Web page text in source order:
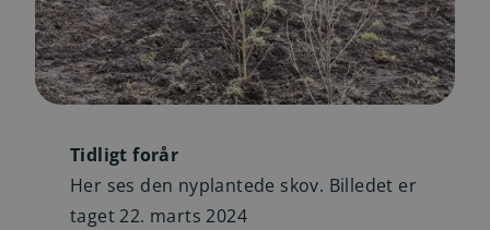
Tidligt forår
Her ses den nyplantede skov. Billedet er
taget 22. marts 2024